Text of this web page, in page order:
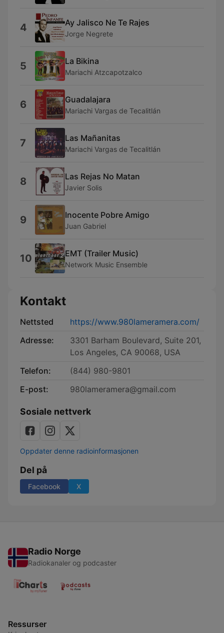
4 Ay Jalisco Ne Te Rajes
Jorge Negrete
5 La Bikina
Mariachi Atzcapotzalco
6 Guadalajara
Mariachi Vargas de Tecalitlán
7 Las Mañanitas
Mariachi Vargas de Tecalitlán
8 Las Rejas No Matan
Javier Solis
9 Inocente Pobre Amigo
Juan Gabriel
10 EMT (Trailer Music)
Network Music Ensemble
Kontakt
Nettsted
https://www.980lameramera.com/
Adresse:
3301 Barham Boulevard, Suite 201,
Los Angeles, CA 90068, USA
Telefon:
(844) 980-9801
E-post:
980lameramera@gmail.com
Sosiale nettverk
Oppdater denne radioinformasjonen
Del på
Facebook X
Radio Norge
Radiokanaler og podcaster
Ressurser